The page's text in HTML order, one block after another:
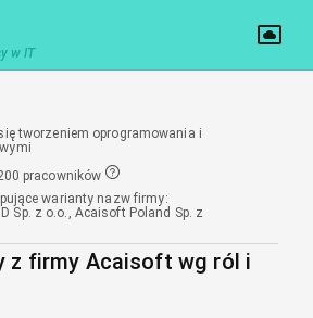
w IT
tworzeniem oprogramowania i
pracowników
warianty nazw firmy:
Sp. z o.o., Acaisoft Poland Sp. z
z firmy Acaisoft wg ról i